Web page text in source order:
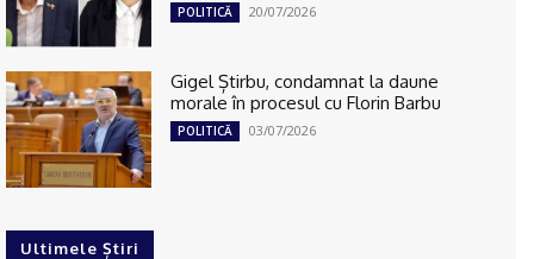
POLITICĂ 20/07/2026
Gigel Știrbu, condamnat la daune
morale în procesul cu Florin Barbu
POLITICĂ 03/07/2026
Ultimele Știri